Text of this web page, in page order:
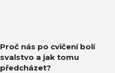
Proč nás po cvičení bolí
svalstvo a jak tomu
předcházet?